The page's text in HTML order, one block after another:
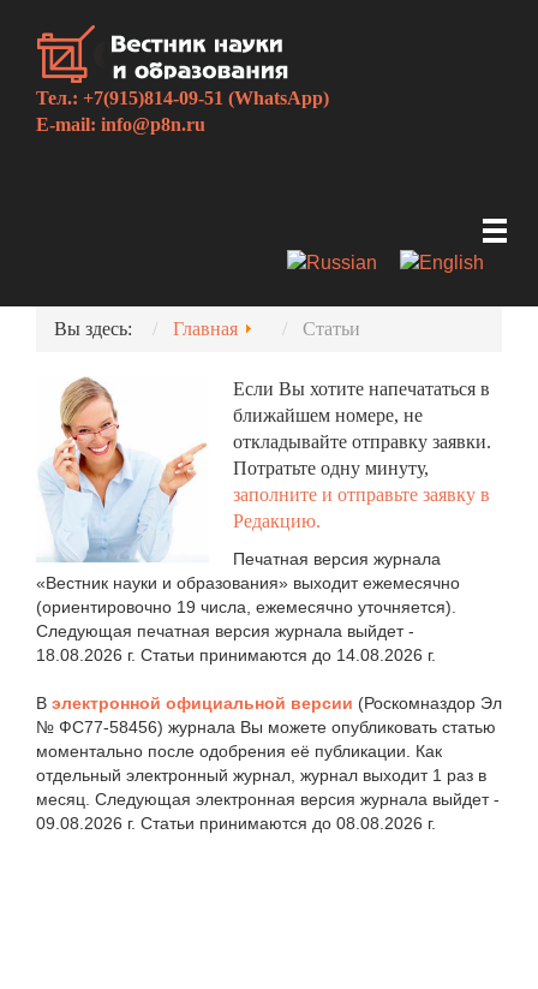
Тел.: +7(915)814-09-51 (WhatsApp)
E-mail: info@p8n.ru
Вы здесь: Главная Статьи
Если Вы хотите напечататься в
ближайшем номере, не
откладывайте отправку заявки.
Потратьте одну минуту,
заполните и отправьте заявку в
Редакцию.
Печатная версия журнала
«Вестник науки и образования» выходит ежемесячно
(ориентировочно 19 числа, ежемесячно уточняется).
Следующая печатная версия журнала выйдет -
18.08.2026 г. Статьи принимаются до 14.08.2026 г.
В электронной официальной версии (Роскомназдор Эл
№ ФС77-58456) журнала Вы можете опубликовать статью
моментально после одобрения её публикации. Как
отдельный электронный журнал, журнал выходит 1 раз в
месяц. Следующая электронная версия журнала выйдет -
09.08.2026 г. Статьи принимаются до 08.08.2026 г.